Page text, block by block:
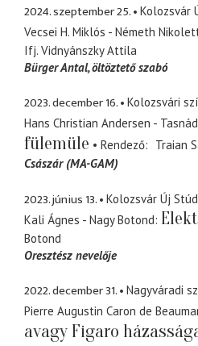
2024. szeptember 25.
Kolozsvár
Vecsei H. Miklós - Németh
Ifj. Vidnyánszky Attila
Bürger Antal öltöztető szabó
2023. december 16.
Kolozsvári
Hans Christian Andersen -
fülemüle
Rendező
Traian
Császár (MA-GAM)
2023. június 13.
Kolozsvár Új
Kali Ágnes - Nagy Botond
Botond
Oresztész nevelője
2022. december 31.
Nagyváradi
Pierre Augustin Caron de
avagy Figaro